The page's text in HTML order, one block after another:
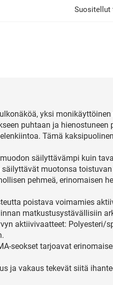
Suositellut
yksi
puhtaan ja hienostuneen
Tämä
säilyttävämpi kuin
muotonsa
pehmeä, erinomaisen
poistava voimamies
matkustusystävällisiin
aktiivivaatteet: Polyesteri/
seokset tarjoavat
ja vakaus tekevät siitä